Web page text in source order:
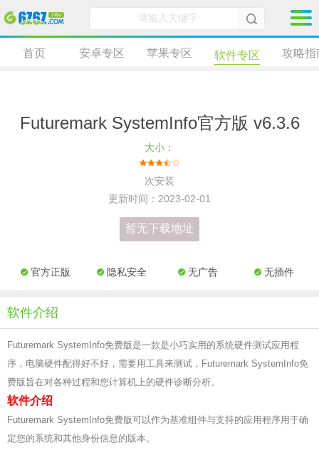
首页 安卓专区 苹果专区 软件专区 攻略指
Futuremark SystemInfo官方版 v6.3.6
大小：
次安装
更新时间：2023-02-01
暂无下载地址
官方正版 隐私安全 无广告 无插件
软件介绍
Futuremark SystemInfo免费版是一款是小巧实用的系统硬件测试应用程
序，电脑硬件配得好不好，需要用工具来测试，Futuremark SystemInfo免
费版旨在对各种过程和您计算机上的硬件诊断分析。
软件介绍
Futuremark SystemInfo免费版可以作为基准组件与支持的应用程序用于确
定您的系统和其他身份信息的版本。